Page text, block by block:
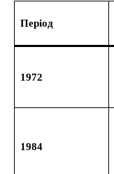
Період
1972
1984